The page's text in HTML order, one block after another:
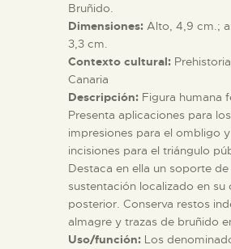
Bruñido.
Dimensiones: Alto, 4,9 cm.;
3,3 cm.
Contexto cultural:
Canaria
Descripción: Figura humana
Presenta aplicaciones para
impresiones para el ombligo
incisiones para el triángulo
Destaca en ella un soporte de
sustentación localizado en su
posterior. Conserva restos
almagre y trazas de bruñido
Uso/función: Los